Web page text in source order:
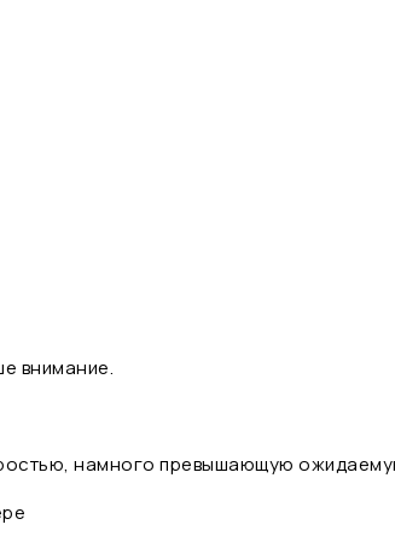
внимание.
намного превышающую